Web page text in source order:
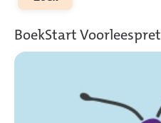
BoekStart Voorleespret